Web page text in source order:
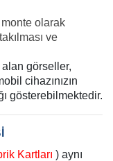
olarak
ve
görseller,
cihazınızın
gösterebilmektedir.
Kartları ) aynı